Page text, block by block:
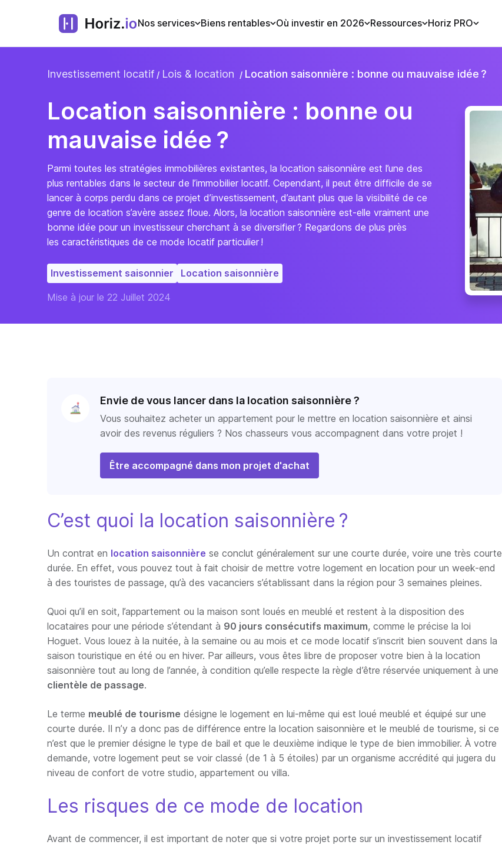
Nos services Biens rentables Où investir en 2026 Ressources Horiz PRO
Investissement locatif Lois & location Location saisonnière : bonne ou mauvaise idée ?
Location saisonnière : bonne ou
mauvaise idée ?
Parmi toutes les stratégies immobilières existantes, la location saisonnière est l’une des
plus rentables dans le secteur de l’immobilier locatif. Cependant, il peut être difficile de se
lancer à corps perdu dans ce projet d’investissement, d’autant plus que la visibilité de ce
genre de location s’avère assez floue. Alors, la location saisonnière est-elle vraiment une
bonne idée pour un investisseur cherchant à se diversifier ? Regardons de plus près
les caractéristiques de ce mode locatif particulier !
Investissement saisonnier Location saisonnière
Mise à jour le 22 Juillet 2024
Envie de vous lancer dans la location saisonnière ?
Vous souhaitez acheter un appartement pour le mettre en location saisonnière et ainsi
avoir des revenus réguliers ? Nos chasseurs vous accompagnent dans votre projet !
Être accompagné dans mon projet d'achat
C’est quoi la location saisonnière ?
Un contrat en location saisonnière se conclut généralement sur une courte durée, voire une très courte
durée. En effet, vous pouvez tout à fait choisir de mettre votre logement en location pour un week-end
à des touristes de passage, qu’à des vacanciers s’établissant dans la région pour 3 semaines pleines.
Quoi qu’il en soit, l’appartement ou la maison sont loués en meublé et restent à la disposition des
locataires pour une période s’étendant à 90 jours consécutifs maximum, comme le précise la loi
Hoguet. Vous louez à la nuitée, à la semaine ou au mois et ce mode locatif s’inscrit bien souvent dans la
saison touristique en été ou en hiver. Par ailleurs, vous êtes libre de proposer votre bien à la location
saisonnière tout au long de l’année, à condition qu’elle respecte la règle d’être réservée uniquement à une
clientèle de passage.
Le terme meublé de tourisme désigne le logement en lui-même qui est loué meublé et équipé sur une
courte durée. Il n’y a donc pas de différence entre la location saisonnière et le meublé de tourisme, si ce
n’est que le premier désigne le type de bail et que le deuxième indique le type de bien immobilier. À votre
demande, votre logement peut se voir classé (de 1 à 5 étoiles) par un organisme accrédité qui jugera du
niveau de confort de votre studio, appartement ou villa.
Les risques de ce mode de location
Avant de commencer, il est important de noter que si votre projet porte sur un investissement locatif